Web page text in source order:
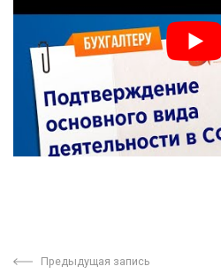
Предыдущая запись